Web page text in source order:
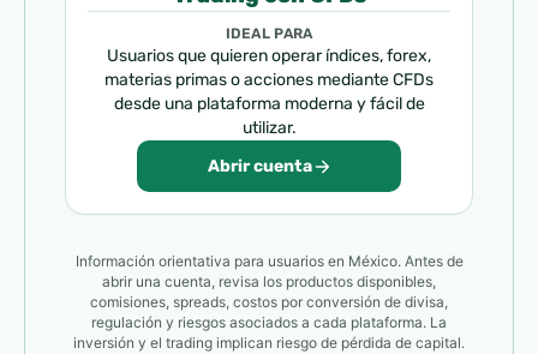
IDEAL PARA
Usuarios que quieren operar índices, forex,
materias primas o acciones mediante CFDs
desde una plataforma moderna y fácil de
utilizar.
Abrir cuenta
Información orientativa para usuarios en México. Antes de
abrir una cuenta, revisa los productos disponibles,
comisiones, spreads, costos por conversión de divisa,
regulación y riesgos asociados a cada plataforma. La
inversión y el trading implican riesgo de pérdida de capital.